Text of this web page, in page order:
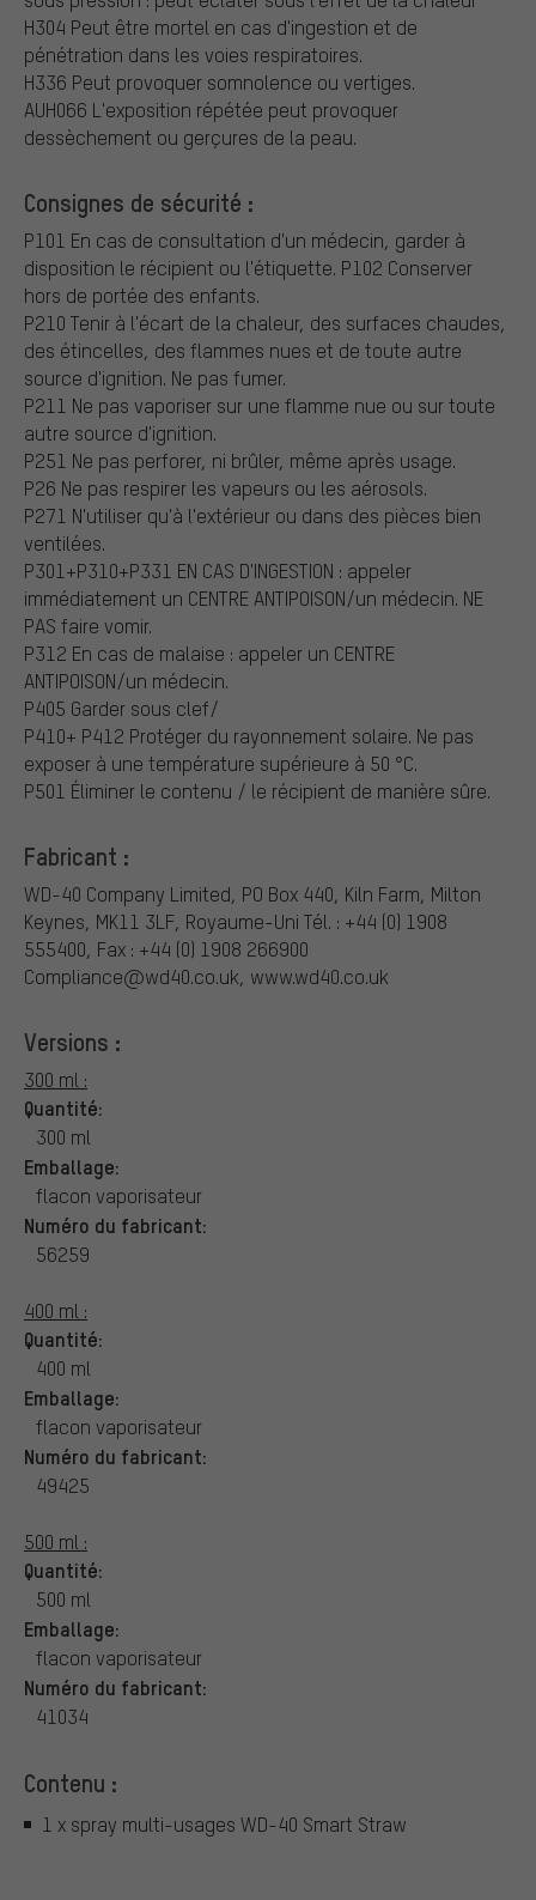
H304 Peut être mortel en cas d'ingestion et de
pénétration dans les voies respiratoires.
H336 Peut provoquer somnolence ou vertiges.
AUH066 L'exposition répétée peut provoquer
dessèchement ou gerçures de la peau.
Consignes de sécurité :
P101 En cas de consultation d'un médecin, garder à
disposition le récipient ou l'étiquette. P102 Conserver
hors de portée des enfants.
P210 Tenir à l'écart de la chaleur, des surfaces chaudes,
des étincelles, des flammes nues et de toute autre
source d'ignition. Ne pas fumer.
P211 Ne pas vaporiser sur une flamme nue ou sur toute
autre source d'ignition.
P251 Ne pas perforer, ni brûler, même après usage.
P26 Ne pas respirer les vapeurs ou les aérosols.
P271 N'utiliser qu'à l'extérieur ou dans des pièces bien
ventilées.
P301+P310+P331 EN CAS D'INGESTION : appeler
immédiatement un CENTRE ANTIPOISON/un médecin. NE
PAS faire vomir.
P312 En cas de malaise : appeler un CENTRE
ANTIPOISON/un médecin.
P405 Garder sous clef/
P410+ P412 Protéger du rayonnement solaire. Ne pas
exposer à une température supérieure à 50 °C.
P501 Éliminer le contenu / le récipient de manière sûre.
Fabricant :
WD-40 Company Limited, PO Box 440, Kiln Farm, Milton
Keynes, MK11 3LF, Royaume-Uni Tél. : +44 (0) 1908
555400, Fax : +44 (0) 1908 266900
Compliance@wd40.co.uk, www.wd40.co.uk
Versions :
300 ml :
Quantité:
300 ml
Emballage:
flacon vaporisateur
Numéro du fabricant:
56259
400 ml :
Quantité:
400 ml
Emballage:
flacon vaporisateur
Numéro du fabricant:
49425
500 ml :
Quantité:
500 ml
Emballage:
flacon vaporisateur
Numéro du fabricant:
41034
Contenu :
1 x spray multi-usages WD-40 Smart Straw